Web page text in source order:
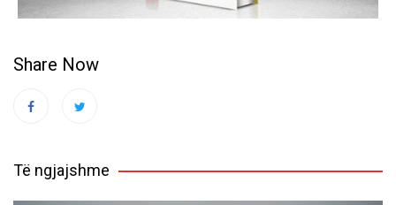
Share Now
Të ngjajshme